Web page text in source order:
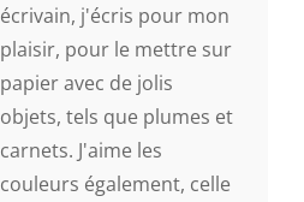
écrivain, j'écris pour mon
plaisir, pour le mettre sur
papier avec de jolis
objets, tels que plumes et
carnets. J'aime les
couleurs également, celle